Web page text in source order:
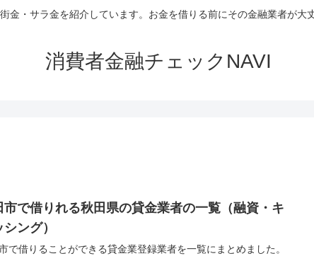
金・サラ金を紹介しています。お金を借りる前にその金融業者が
消費者金融チェックNAVI
市で借りれる秋田県の貸金業者の一覧（融資・キ
シング）
で借りることができる貸金業登録業者を一覧にまとめました。